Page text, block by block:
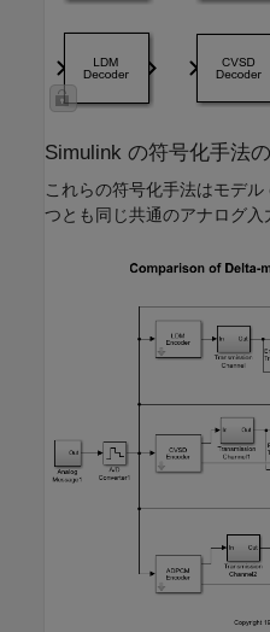
Simulink の符号化手法
これらの符号化手法はモデル
つとも同じ共通のアナログ入